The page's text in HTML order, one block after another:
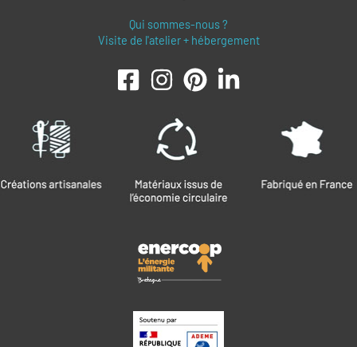
Qui sommes-nous ?
Visite de l'atelier + hébergement